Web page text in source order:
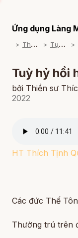
Ứng dụng Làng
T
ham khảo T
ụng Kinh
Tuỳ hỷ hồi
bởi Thiền sư
2022
HT Thích Tịnh
Các đức Thế Tôn
Thường trú trên